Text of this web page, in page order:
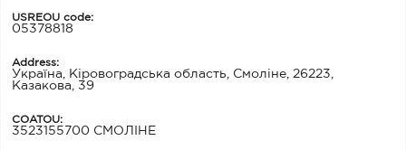
USREOU code:
05378818
Address:
Україна, Кіровоградська область, Смоліне, 26223,
Казакова, 39
COATOU:
3523155700 СМОЛІНЕ